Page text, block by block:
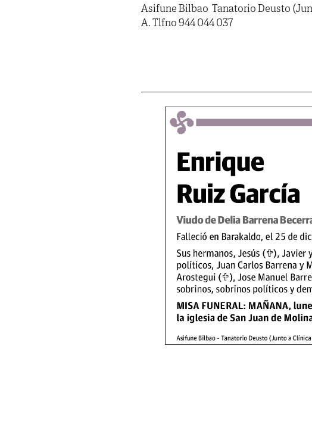
Asifune Bilbao  Tanatorio Deusto
A. Tlfno 944 044 037